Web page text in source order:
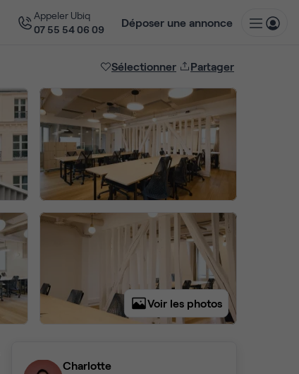
Appeler Ubiq
07 55 54 06 09
Déposer une annonce
Sélectionner Partager
Voir les photos
Charlotte